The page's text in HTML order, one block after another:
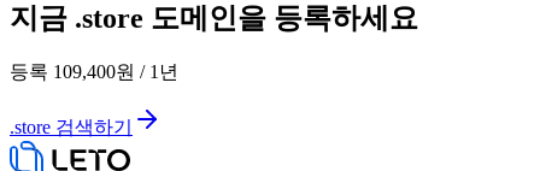
지금 .store 도메인을 등록하세요
등록 109,400원 / 1년
.store 검색하기